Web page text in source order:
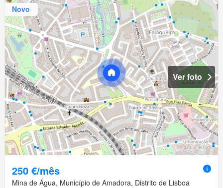
Novo
Ver foto
250 €/mês
Mina de Água, Município de Amadora, Distrito de Lisboa